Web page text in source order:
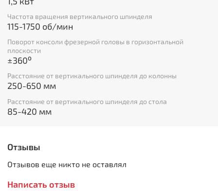
Шомпол М16
Оправка ISO40/MT3
Переходная втулка MT3/MT2
Сверлильный патрон 3-16 мм/В18
Болт М14х55 (с шайбой и гайкой) для Т-
образного паза – 2 шт
Клин-выколотка – 2 шт
Рожковый ключ 17-19
Масленка
Инструкция по эксплуатации
Частота вращения вертикального шпинделя
115-1750 об/мин
Поворот консоли фрезерной головы в горизонтальной
плоскости
±360⁰
Расстояние от вертикального шпинделя до колонны
250-650 мм
Расстояние от вертикального шпинделя до стола
85-420 мм
Отзывы
Отзывов еще никто не оставлял
Написать отзыв